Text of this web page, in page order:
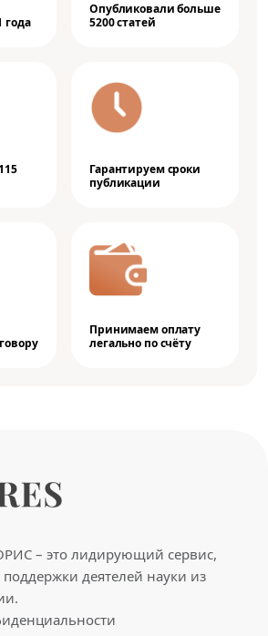
года
Опубликовали больше
5200 статей
Гарантируем сроки
публикации
Принимаем оплату
легально по счёту
– это лидирующий сервис,
деятелей науки из